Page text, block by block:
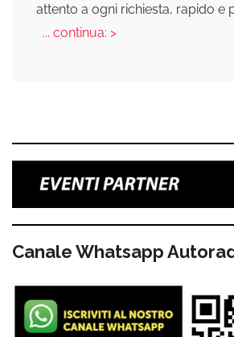
attento a ogni richiesta, rapido e
... continua: >
Canale Whatsapp